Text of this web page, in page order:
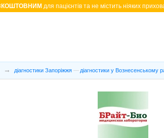
для пацієнтів та не містить ніяких
діагностики Запоріжжя діагностики у Вознесенському